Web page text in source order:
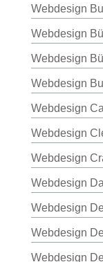
Webdesign
Webdesign
Webdesign
Webdesign
Webdesign
Webdesign
Webdesign
Webdesign
Webdesign
Webdesign
Webdesign